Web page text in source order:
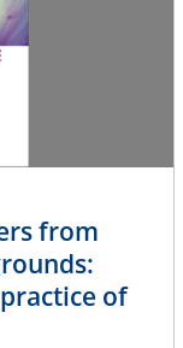
from
of